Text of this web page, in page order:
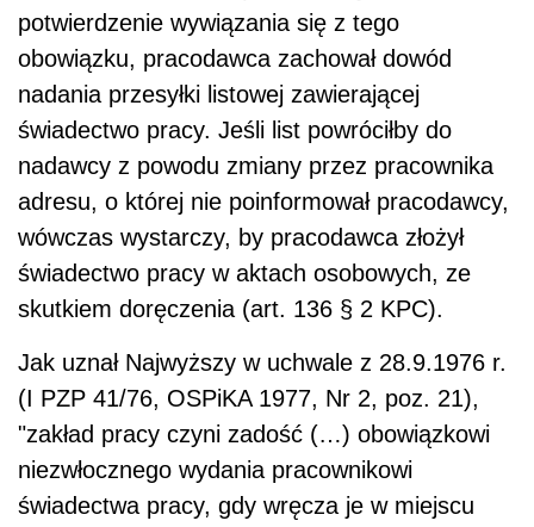
potwierdzenie wywiązania się z tego
obowiązku, pracodawca zachował dowód
nadania przesyłki listowej zawierającej
świadectwo pracy. Jeśli list powróciłby do
nadawcy z powodu zmiany przez pracownika
adresu, o której nie poinformował pracodawcy,
wówczas wystarczy, by pracodawca złożył
świadectwo pracy w aktach osobowych, ze
skutkiem doręczenia (art. 136 § 2 KPC).
Jak uznał Najwyższy w uchwale z 28.9.1976 r.
(I PZP 41/76, OSPiKA 1977, Nr 2, poz. 21),
"zakład pracy czyni zadość (…) obowiązkowi
niezwłocznego wydania pracownikowi
świadectwa pracy, gdy wręcza je w miejscu